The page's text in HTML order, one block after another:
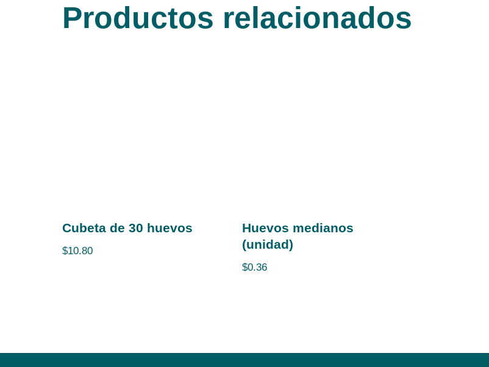
Productos relacionados
Cubeta de 30 huevos
$10.80
Huevos medianos
(unidad)
$0.36